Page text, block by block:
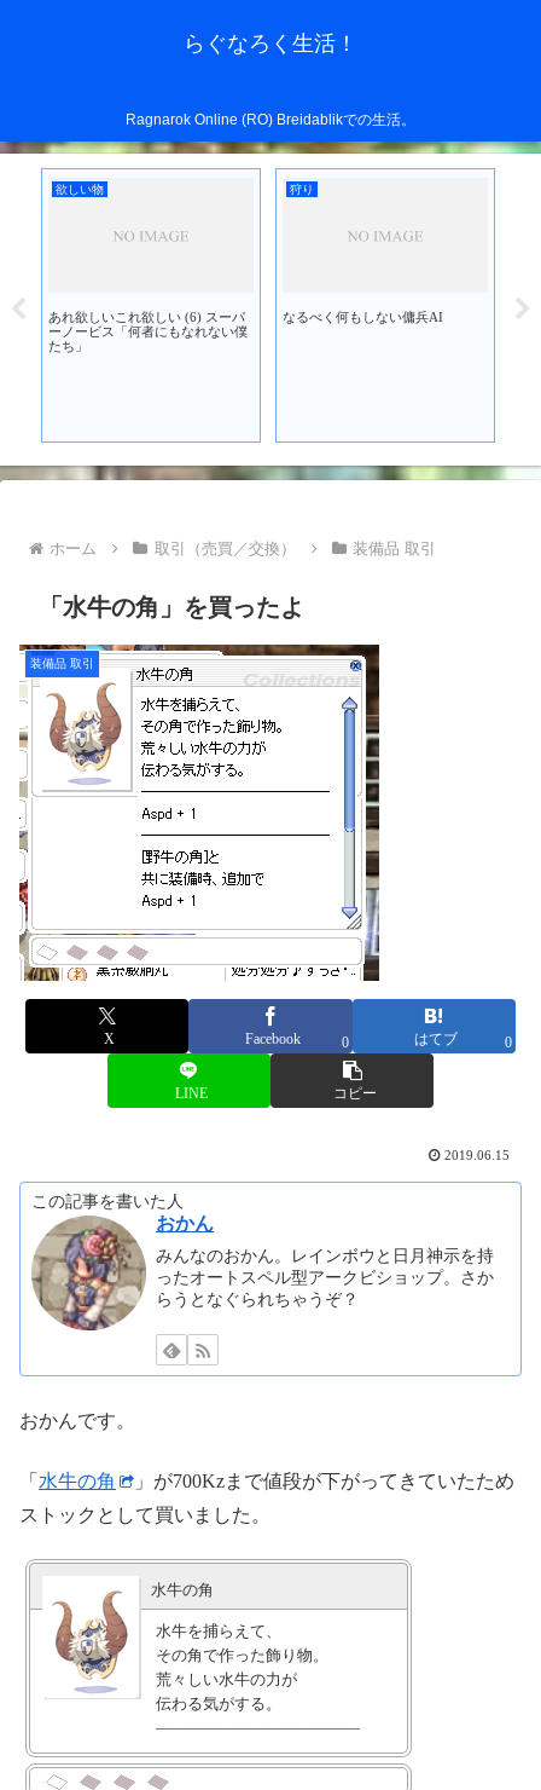
らぐなろく生活！
Ragnarok Online (RO) Breidablikでの生活。
欲しい物
あれ欲しいこれ欲しい (6) スーパ
ーノービス「何者にもなれない僕
たち」
狩り
なるべく何もしない傭兵AI
あ
ホーム 取引（売買／交換） 装備品 取引
「水牛の角」を買ったよ
装備品 取引
X Facebook 0 はてブ 0
LINE コピー
2019.06.15
この記事を書いた人
おかん
みんなのおかん。レインボウと日月神示を持
ったオートスペル型アークビショップ。さか
らうとなぐられちゃうぞ？
おかんです。
「 水牛の角
」が700Kzまで値段が下がってきていたため
ストックとして買いました。
水牛の角
水牛を捕らえて、
その角で作った飾り物。
荒々しい水牛の力が
伝わる気がする。
―――――――――――――
Aspd + 1
―――――――――――――